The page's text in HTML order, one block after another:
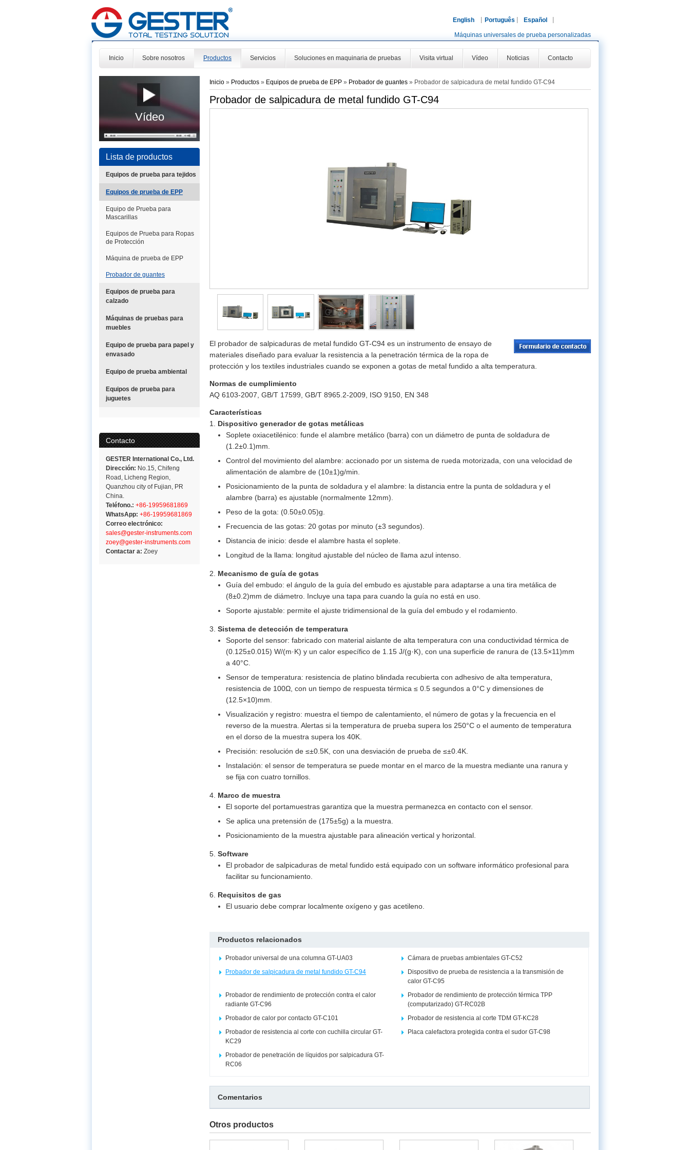
English Português Español
Máquinas universales de prueba personalizadas
Inicio Sobre nosotros Productos Servicios Soluciones en maquinaria de pruebas Visita virtual Vídeo Noticias Contacto
Vídeo
Lista de productos
Equipos de prueba para tejidos
Equipos de prueba de EPP
Equipo de Prueba para
Mascarillas
Equipos de Prueba para Ropas
de Protección
Máquina de prueba de EPP
Probador de guantes
Equipos de prueba para
calzado
Máquinas de pruebas para
muebles
Equipo de prueba para papel y
envasado
Equipo de prueba ambiental
Equipos de prueba para
juguetes
Contacto
GESTER International Co., Ltd.
Dirección: No.15, Chifeng
Road, Licheng Region,
Quanzhou city of Fujian, PR
China.
Teléfono.: +86-19959681869
WhatsApp: +86-19959681869
Correo electrónico:
sales@gester-instruments.com
zoey@gester-instruments.com
Contactar a: Zoey
Inicio » Productos » Equipos de prueba de EPP » Probador de guantes » Probador de salpicadura de metal fundido GT-C94
Probador de salpicadura de metal fundido GT-C94
El probador de salpicaduras de metal fundido GT-C94 es un instrumento de ensayo de
materiales diseñado para evaluar la resistencia a la penetración térmica de la ropa de
protección y los textiles industriales cuando se exponen a gotas de metal fundido a alta temperatura.
Normas de cumplimiento
AQ 6103-2007, GB/T 17599, GB/T 8965.2-2009, ISO 9150, EN 348
Características
Dispositivo generador de gotas metálicas
Soplete oxiacetilénico: funde el alambre metálico (barra) con un diámetro de punta de soldadura de
(1.2±0.1)mm.
Control del movimiento del alambre: accionado por un sistema de rueda motorizada, con una velocidad de
alimentación de alambre de (10±1)g/min.
Posicionamiento de la punta de soldadura y el alambre: la distancia entre la punta de soldadura y el
alambre (barra) es ajustable (normalmente 12mm).
Peso de la gota: (0.50±0.05)g.
Frecuencia de las gotas: 20 gotas por minuto (±3 segundos).
Distancia de inicio: desde el alambre hasta el soplete.
Longitud de la llama: longitud ajustable del núcleo de llama azul intenso.
Mecanismo de guía de gotas
Guía del embudo: el ángulo de la guía del embudo es ajustable para adaptarse a una tira metálica de
(8±0.2)mm de diámetro. Incluye una tapa para cuando la guía no está en uso.
Soporte ajustable: permite el ajuste tridimensional de la guía del embudo y el rodamiento.
Sistema de detección de temperatura
Soporte del sensor: fabricado con material aislante de alta temperatura con una conductividad térmica de
(0.125±0.015) W/(m·K) y un calor específico de 1.15 J/(g·K), con una superficie de ranura de (13.5×11)mm
a 40°C.
Sensor de temperatura: resistencia de platino blindada recubierta con adhesivo de alta temperatura,
resistencia de 100Ω, con un tiempo de respuesta térmica ≤ 0.5 segundos a 0°C y dimensiones de
(12.5×10)mm.
Visualización y registro: muestra el tiempo de calentamiento, el número de gotas y la frecuencia en el
reverso de la muestra. Alertas si la temperatura de prueba supera los 250°C o el aumento de temperatura
en el dorso de la muestra supera los 40K.
Precisión: resolución de ≤±0.5K, con una desviación de prueba de ≤±0.4K.
Instalación: el sensor de temperatura se puede montar en el marco de la muestra mediante una ranura y
se fija con cuatro tornillos.
Marco de muestra
El soporte del portamuestras garantiza que la muestra permanezca en contacto con el sensor.
Se aplica una pretensión de (175±5g) a la muestra.
Posicionamiento de la muestra ajustable para alineación vertical y horizontal.
Software
El probador de salpicaduras de metal fundido está equipado con un software informático profesional para
facilitar su funcionamiento.
Requisitos de gas
El usuario debe comprar localmente oxígeno y gas acetileno.
Productos relacionados
Probador universal de una columna GT-UA03
Cámara de pruebas ambientales GT-C52
Probador de salpicadura de metal fundido GT-C94
Dispositivo de prueba de resistencia a la transmisión de
calor GT-C95
Probador de rendimiento de protección contra el calor
radiante GT-C96
Probador de rendimiento de protección térmica TPP
(computarizado) GT-RC02B
Probador de calor por contacto GT-C101
Probador de resistencia al corte TDM GT-KC28
Probador de resistencia al corte con cuchilla circular GT-
KC29
Placa calefactora protegida contra el sudor GT-C98
Probador de penetración de líquidos por salpicadura GT-
RC06
Comentarios
Otros productos